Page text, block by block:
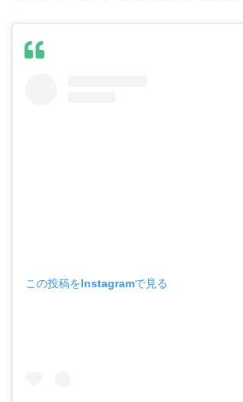
この投稿をInstagramで見る